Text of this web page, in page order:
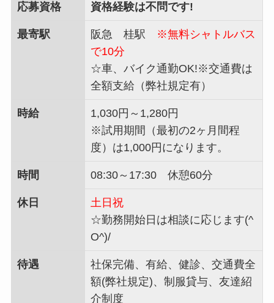
応募資格 資格経験は不問です!
最寄駅 阪急 桂駅
※無料シャトルバス
で10分
☆車、バイク通勤OK!※交通費は
全額支給（弊社規定有）
時給
1,030円～1,280円
※試用期間（最初の2ヶ月間程
度）は1,000円になります。
時間 08:30～17:30 休憩60分
休日
土日祝
☆勤務開始日は相談に応じます(^
O^)/
待遇
社保完備、有給、健診、交通費全
額(弊社規定)、制服貸与、友達紹
介制度